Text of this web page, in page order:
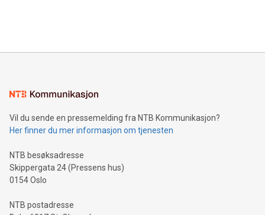
Vil du sende en pressemelding fra NTB Kommunikasjon?
Her finner du mer informasjon om tjenesten
NTB besøksadresse
Skippergata 24 (Pressens hus)
0154 Oslo
NTB postadresse